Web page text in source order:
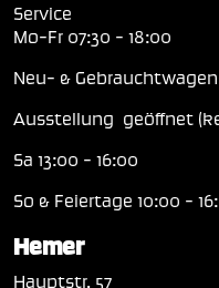
Service
Mo-Fr 07:30 - 18:00
Neu- &
Ausstellung geöffnet
Sa 13:00 - 16:00
So & Feiertage 10:00 -
Hemer
Hauptstr. 57